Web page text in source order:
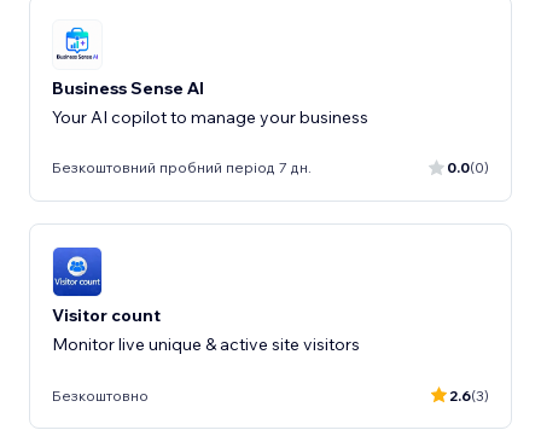
Business Sense AI
Your AI copilot to manage your business
Безкоштовний пробний період 7 дн. 0.0(0)
Visitor count
Monitor live unique & active site visitors
Безкоштовно 2.6(3)